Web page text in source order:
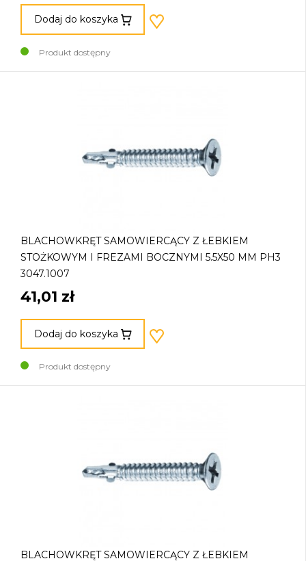
Dodaj do koszyka
Produkt dostępny
BLACHOWKRĘT SAMOWIERCĄCY Z ŁEBKIEM
STOŻKOWYM I FREZAMI BOCZNYMI 5.5X50 MM PH3
3047.1007
41,01 zł
Dodaj do koszyka
Produkt dostępny
BLACHOWKRĘT SAMOWIERCĄCY Z ŁEBKIEM